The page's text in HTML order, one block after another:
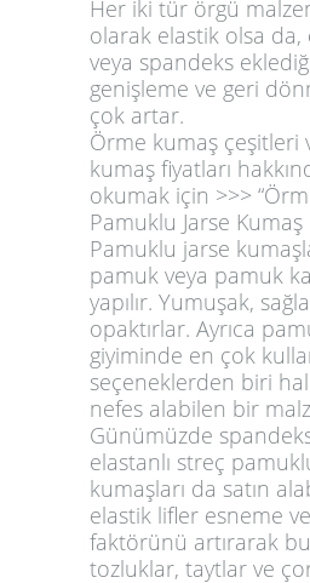
Her iki tür örgü
olarak elastik olsa da,
veya spandeks
genişleme ve geri
çok artar.
Örme kumaş çeşitleri
kumaş fiyatları
okumak için >>>
Pamuklu Jarse Kumaş
Pamuklu jarse
pamuk veya pamuk
yapılır. Yumuşak,
opaktırlar. Ayrıca
giyiminde en çok
seçeneklerden biri
nefes alabilen bir
Günümüzde
elastanlı streç
kumaşları da satın
elastik lifler esneme
faktörünü artırarak
tozluklar, taytlar ve